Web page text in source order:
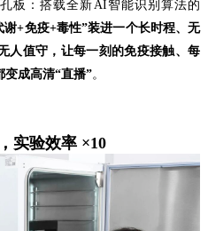
板：搭载全新AI智能识别算法的
+免疫+毒性”装进一个长时程、无
人值守，让每一刻的免疫接触、每
变成高清“直播”。
实验效率 ×10